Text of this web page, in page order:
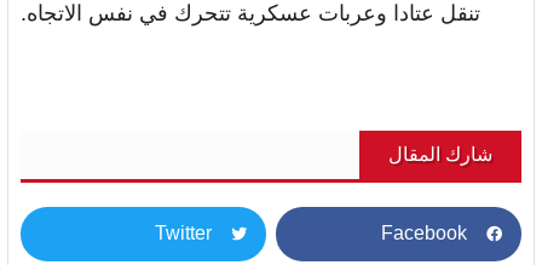
تنقل عتادا وعربات عسكرية تتحرك في نفس الاتجاه.
شارك المقال
Facebook
Twitter